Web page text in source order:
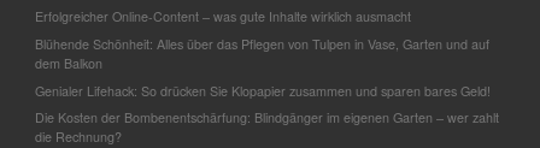
Erfolgreicher Online-Content – was gute Inhalte wirklich ausmacht
Blühende Schönheit: Alles über das Pflegen von Tulpen in Vase, Garten und auf
dem Balkon
Genialer Lifehack: So drücken Sie Klopapier zusammen und sparen bares Geld!
Die Kosten der Bombenentschärfung: Blindgänger im eigenen Garten – wer zahlt
die Rechnung?